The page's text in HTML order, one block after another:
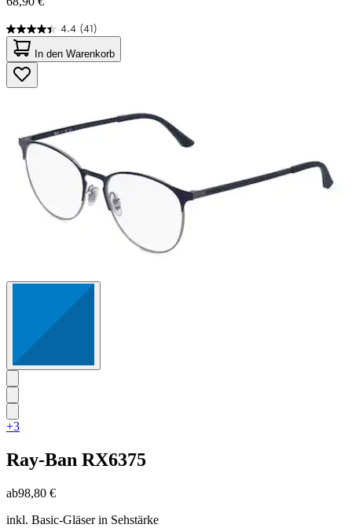
4.4 (41)
4.4
von
5
Sternen.
41
In den Warenkorb
+3
Ray-Ban RX6375
ab98,80 €
inkl. Basic-Gläser in Sehstärke